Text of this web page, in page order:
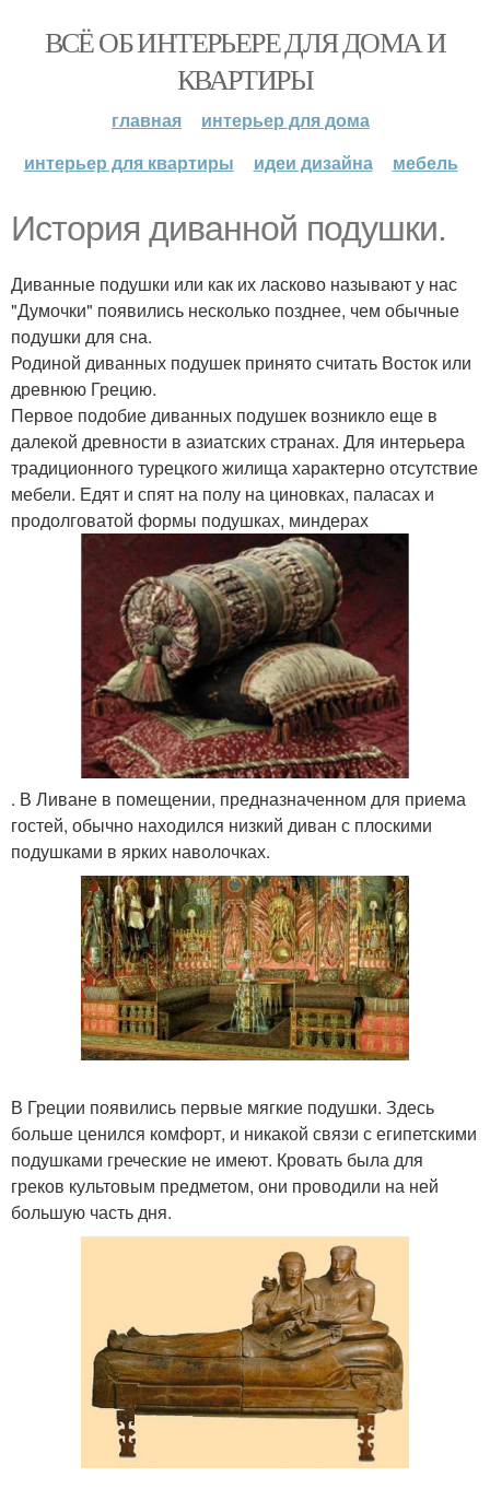
ВСЁ ОБ ИНТЕРЬЕРЕ ДЛЯ ДОМА И
КВАРТИРЫ
главная
интерьер для дома
интерьер для квартиры
идеи дизайна мебель
История диванной подушки.
Диванные подушки или как их ласково называют у нас
"Думочки" появились несколько позднее, чем обычные
подушки для сна.
Родиной диванных подушек принято считать Восток или
древнюю Грецию.
Первое подобие диванных подушек возникло еще в
далекой древности в азиатских странах. Для интерьера
традиционного турецкого жилища характерно отсутствие
мебели. Едят и спят на полу на циновках, паласах и
продолговатой формы подушках, миндерах
. В Ливане в помещении, предназначенном для приема
гостей, обычно находился низкий диван с плоскими
подушками в ярких наволочках.
В Греции появились первые мягкие подушки. Здесь
больше ценился комфорт, и никакой связи с египетскими
подушками греческие не имеют. Кровать была для
греков культовым предметом, они проводили на ней
большую часть дня.